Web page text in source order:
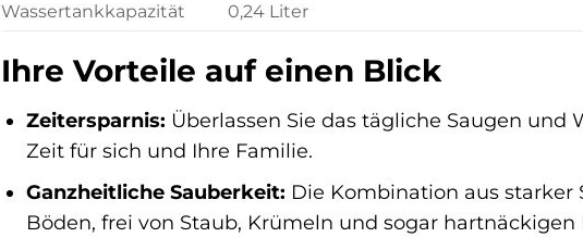
Wassertankkapazität
0,24 Liter
Ihre Vorteile auf einen Blick
Zeitersparnis: Überlassen Sie das tägliche Saugen
Zeit für sich und Ihre Familie.
Ganzheitliche Sauberkeit: Die Kombination aus
Böden, frei von Staub, Krümeln und sogar hartnäckigen